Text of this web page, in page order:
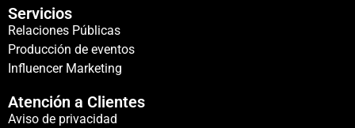
Servicios
Relaciones Públicas
Producción de eventos
Influencer Marketing
Atención a Clientes
Aviso de privacidad